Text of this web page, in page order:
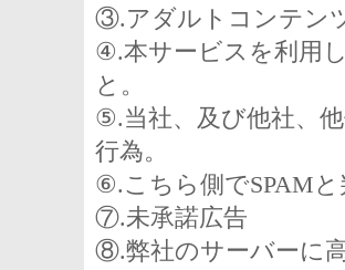
③.アダルトコンテン
④.本サービスを利用
と。
⑤.当社、及び他社、
行為。
⑥.こちら側でSPAM
⑦.未承諾広告
⑧.弊社のサーバーに